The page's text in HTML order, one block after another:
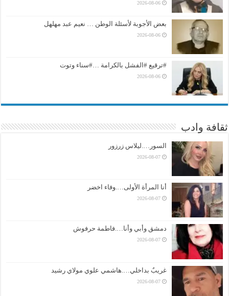
2026-08-06
بعض الأجوبة لأسئلة الوطن … نعيم عبد مهلهل
2026-08-06
#ترقيع #الفشل بالكرامة …#سناء وتوت
2026-08-06
ثقافة وادب
السور….ليلاس زرزور
2026-08-07
أنا المرأة الأولى….وفاء اخضر
2026-08-07
دمشق وأبي وأنا….فاطمة حرفوش
2026-08-07
غريبٌ بداخلي….هاشمي علوي مولاي رشيد
2026-08-07